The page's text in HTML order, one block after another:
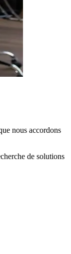
nous accordons
de solutions